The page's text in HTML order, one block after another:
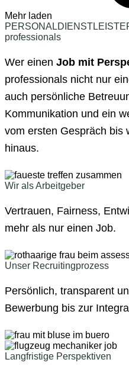
Mehr laden
professionals
Wer einen Job mit
professionals nicht nur
auch persönliche
Kommunikation und ein
vom ersten Gespräch bis
hinaus.
Wir als Arbeitgeber
Vertrauen, Fairness,
mehr als nur einen Job.
Unser Recruitingprozess
Persönlich, transparent
Bewerbung bis zur
Langfristige Perspektiven